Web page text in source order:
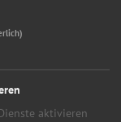
bis Oktober
Achte auch
bei jederaktivieren